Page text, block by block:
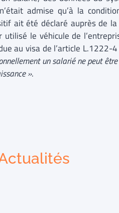
admise qu’à la
ait été déclaré auprès de la
le véhicule de
au visa de l’article L.1222-4
un salarié ne peut
».